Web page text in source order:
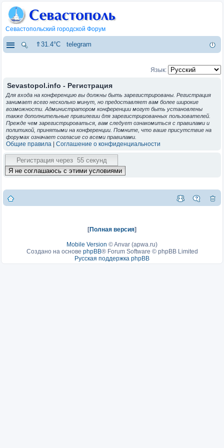
Севастопольский городской Форум
⇑31.4°C telegram
Язык:
Sevastopol.info - Регистрация
Для входа на конференцию вы должны быть зарегистрированы. Регистрация
занимает всего несколько минут, но предоставляет вам более широкие
возможности. Администратором конференции могут быть установлены
также дополнительные привилегии для зарегистрированных пользователей.
Прежде чем зарегистрироваться, вам следует ознакомиться с правилами и
политикой, принятыми на конференции. Помните, что ваше присутствие на
форумах означает согласие со всеми правилами.
Общие правила Соглашение о конфиденциальности
[Полная версия]
Mobile Version ©Anvar (apwa.ru)
Создано на основе phpBB® Forum Software © phpBB Limited
Русская поддержка phpBB